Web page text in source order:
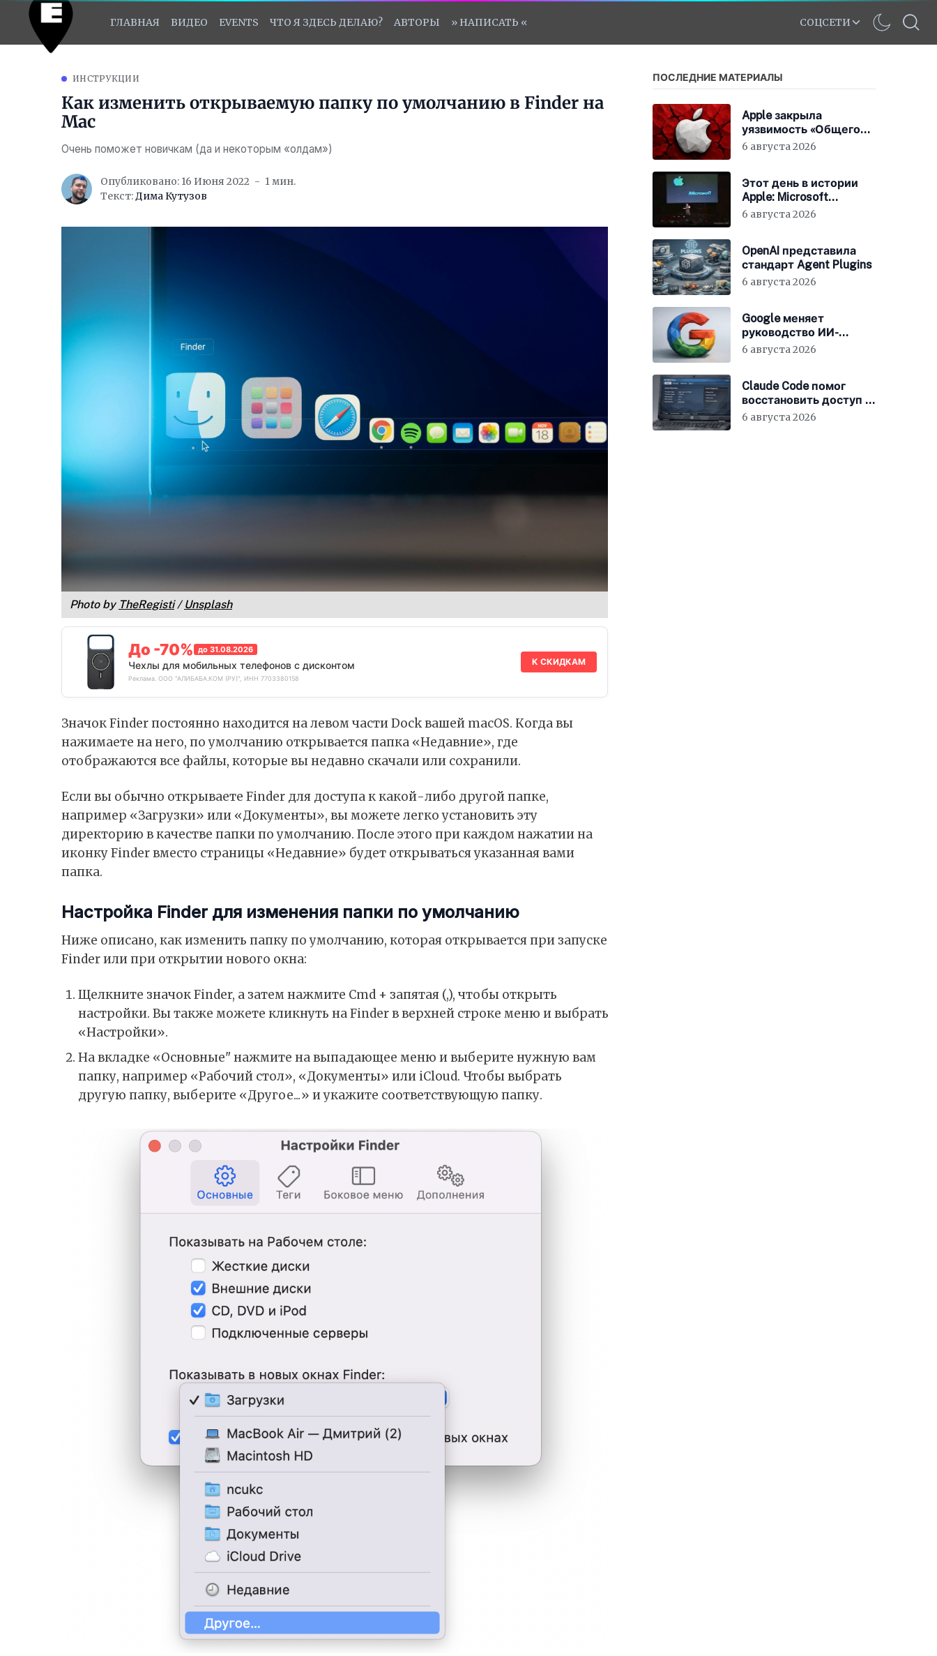
ГЛАВНАЯ ВИДЕО EVENTS ЧТО Я ЗДЕСЬ ДЕЛАЮ? АВТОРЫ » НАПИСАТЬ « СОЦСЕТИ
ИНСТРУКЦИИ
Как изменить открываемую папку по умолчанию в Finder на
Mac
Очень поможет новичкам (да и некоторым «олдам»)
Опубликовано: 16 Июня 2022
1 мин.
Текст:Дима Кутузов
Photo by TheRegisti/Unsplash
До -70% до 31.08.2026
Чехлы для мобильных телефонов с дисконтом
Реклама. ООО "АЛИБАБА.КОМ (РУ)", ИНН 7703380158
К СКИДКАМ
Значок Finder постоянно находится на левом части Dock вашей macOS. Когда вы
нажимаете на него, по умолчанию открывается папка «Недавние», где
отображаются все файлы, которые вы недавно скачали или сохранили.
Если вы обычно открываете Finder для доступа к какой-либо другой папке,
например «Загрузки» или «Документы», вы можете легко установить эту
директорию в качестве папки по умолчанию. После этого при каждом нажатии на
иконку Finder вместо страницы «Недавние» будет открываться указанная вами
папка.
Настройка Finder для изменения папки по умолчанию
Ниже описано, как изменить папку по умолчанию, которая открывается при запуске
Finder или при открытии нового окна:
Щелкните значок Finder, а затем нажмите Cmd + запятая (,), чтобы открыть
настройки. Вы также можете кликнуть на Finder в верхней строке меню и выбрать
«Настройки».
На вкладке «Основные" нажмите на выпадающее меню и выберите нужную вам
папку, например «Рабочий стол», «Документы» или iCloud. Чтобы выбрать
другую папку, выберите «Другое...» и укажите соответствующую папку.
ПОСЛЕДНИЕ МАТЕРИАЛЫ
Apple закрыла
уязвимость «Общего
экрана» в macOS
6 августа 2026
Этот день в истории
Apple: Microsoft
инвестирует в Apple
6 августа 2026
OpenAI представила
стандарт Agent Plugins
6 августа 2026
Google меняет
руководство ИИ-
направления
6 августа 2026
Claude Code помог
восстановить доступ к
BIOS ноутбука
6 августа 2026